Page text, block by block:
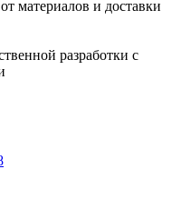
материалов и доставки
разработки с